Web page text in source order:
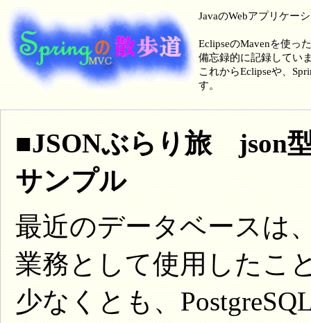
JavaのWebアプリケー
EclipseのMavenを使っ
備忘録的に記録してい
これからEclipseや、
す。
■JSONぶらり旅 json
サンプル
最近のデータベースは
業務として使用したこ
少なくとも、